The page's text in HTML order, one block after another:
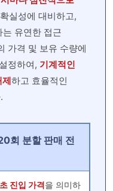
실성에 대비하고,
유연한 접근
가격 및 보유 수량에
정하여, 기계적인
제하고 효율적인
회 분할 판매 전
진입 가격을 의미하